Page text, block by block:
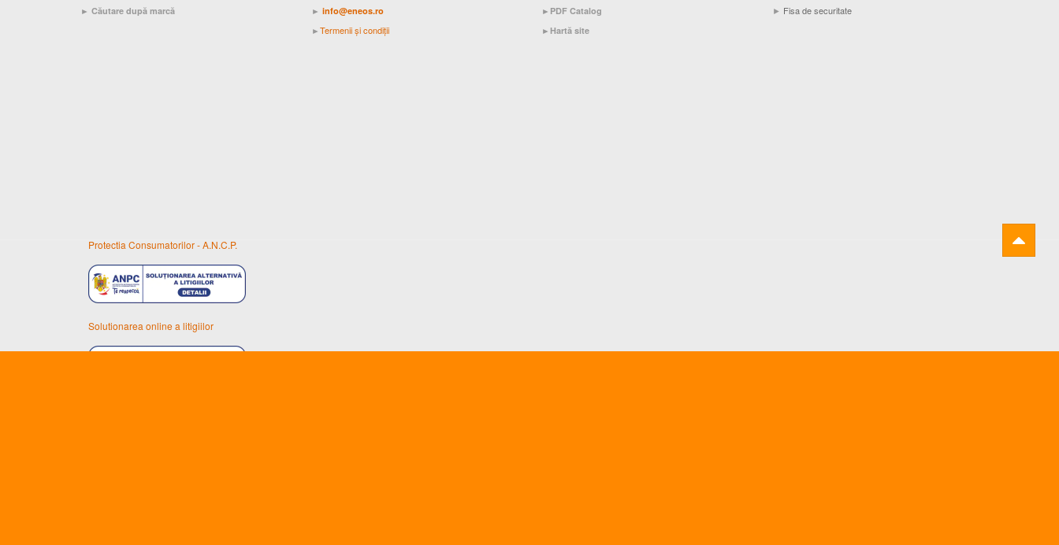
► Căutare după marcă ► info@eneos.ro
► Termenii şi condiţii
► PDF Catalog
► Hartă site
► Fisa de securitate
Protectia Consumatorilor - A.N.C.P.
Solutionarea online a litigiilor